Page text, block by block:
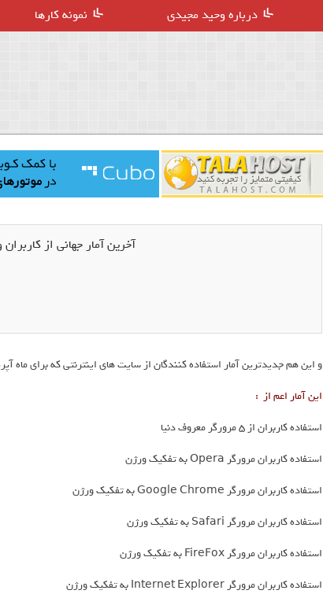
درباره وحید مجیدی نمونه کارها
آخرین آمار جهانی از کاربران
و این هم جدیدترین آمار استفاده کنندگان از سایت های اینترنتی که برای ماه آپریل 2015 میلادی می
این آمار اعم از :
استفاده کاربران از 5 مرورگر معروف دنیا
استفاده کاربران مرورگر Opera به تفکیک ورژن
استفاده کاربران مرورگر Google Chrome به تفکیک ورژن
استفاده کاربران مرورگر Safari به تفکیک ورژن
استفاده کاربران مرورگر FireFox به تفکیک ورژن
استفاده کاربران مرورگر Internet Explorer به تفکیک ورژن